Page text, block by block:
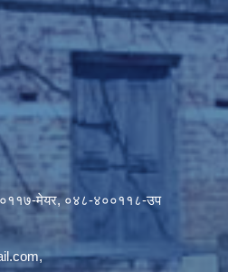
मेयर, ०४८-४००११८-उप
,